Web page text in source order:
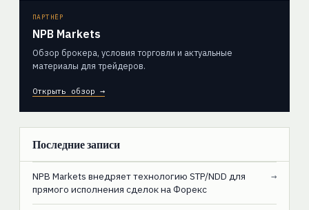
ПАРТНЁР
NPB Markets
Обзор брокера, условия торговли и актуальные
материалы для трейдеров.
Открыть обзор →
Последние записи
NPB Markets внедряет технологию STP/NDD для
прямого исполнения сделок на Форекс
→